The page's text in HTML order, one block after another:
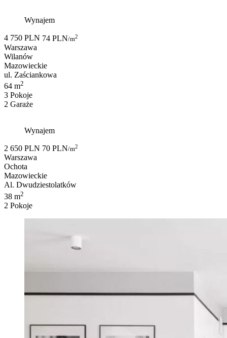
Wynajem
4 750 PLN 74 PLN/m2
Warszawa
Wilanów
Mazowieckie
ul. Zaściankowa
64 m2
3 Pokoje
2 Garaże
Wynajem
2 650 PLN 70 PLN/m2
Warszawa
Ochota
Mazowieckie
Al. Dwudziestolatków
38 m2
2 Pokoje